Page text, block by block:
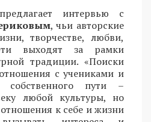
интервью с
, чьи авторские
творчестве, любви,
выходят за рамки
традиции. «Поиски
с учениками и
собственного пути –
любой культуры, но
к себе и жизни